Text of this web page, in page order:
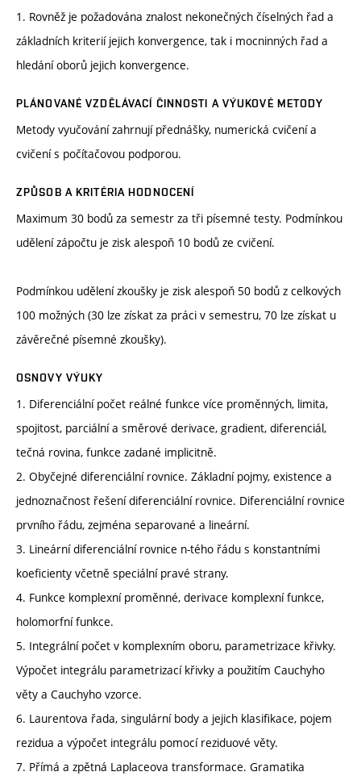
1. Rovněž je požadována znalost nekonečných číselných řad a
základních kriterií jejich konvergence, tak i mocninných řad a
hledání oborů jejich konvergence.
PLÁNOVANÉ VZDĚLÁVACÍ ČINNOSTI A VÝUKOVÉ METODY
Metody vyučování zahrnují přednášky, numerická cvičení a
cvičení s počítačovou podporou.
ZPŮSOB A KRITÉRIA HODNOCENÍ
Maximum 30 bodů za semestr za tři písemné testy. Podmínkou
udělení zápočtu je zisk alespoň 10 bodů ze cvičení.
Podmínkou udělení zkoušky je zisk alespoň 50 bodů z celkových
100 možných (30 lze získat za práci v semestru, 70 lze získat u
závěrečné písemné zkoušky).
OSNOVY VÝUKY
1. Diferenciální počet reálné funkce více proměnných, limita,
spojitost, parciální a směrové derivace, gradient, diferenciál,
tečná rovina, funkce zadané implicitně.
2. Obyčejné diferenciální rovnice. Základní pojmy, existence a
jednoznačnost řešení diferenciální rovnice. Diferenciální rovnice
prvního řádu, zejména separované a lineární.
3. Lineární diferenciální rovnice n-tého řádu s konstantními
koeficienty včetně speciální pravé strany.
4. Funkce komplexní proměnné, derivace komplexní funkce,
holomorfní funkce.
5. Integrální počet v komplexním oboru, parametrizace křivky.
Výpočet integrálu parametrizací křivky a použitím Cauchyho
věty a Cauchyho vzorce.
6. Laurentova řada, singulární body a jejich klasifikace, pojem
rezidua a výpočet integrálu pomocí reziduové věty.
7. Přímá a zpětná Laplaceova transformace. Gramatika